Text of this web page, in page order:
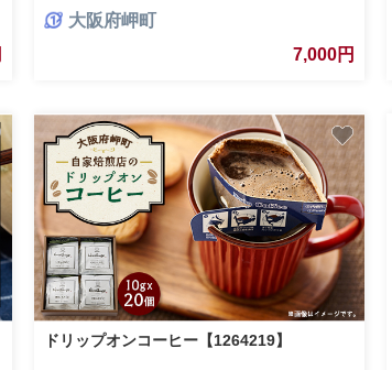
大阪府岬町
7,000円
ドリップオンコーヒー【1264219】